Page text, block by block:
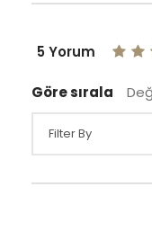
5 Yorum
Göre sırala